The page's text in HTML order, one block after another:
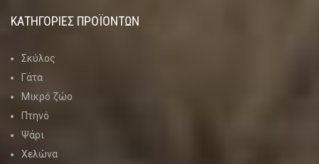
ΚΑΤΗΓΟΡΊΕΣ ΠΡΟΪΌΝΤΩΝ
Σκύλος
Γάτα
Μικρό ζώο
Πτηνό
Ψάρι
Χελώνα